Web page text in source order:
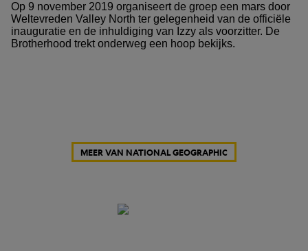
Op 9 november 2019 organiseert de groep een mars door
Weltevreden Valley North ter gelegenheid van de officiële
inauguratie en de inhuldiging van Izzy als voorzitter. De
Brotherhood trekt onderweg een hoop bekijks.
MEER VAN NATIONAL GEOGRAPHIC